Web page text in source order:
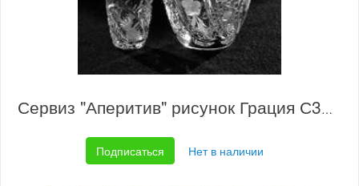
Сервиз "Аперитив" рисунок Грация С339/5/6
Подписаться Нет в наличии